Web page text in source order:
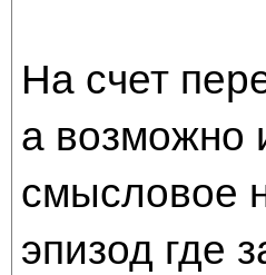
На счет
а возможно
смысловое
эпизод где